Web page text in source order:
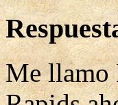
Me llamo